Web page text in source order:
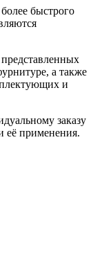
быстрого
а также
и
заказу
её применения.